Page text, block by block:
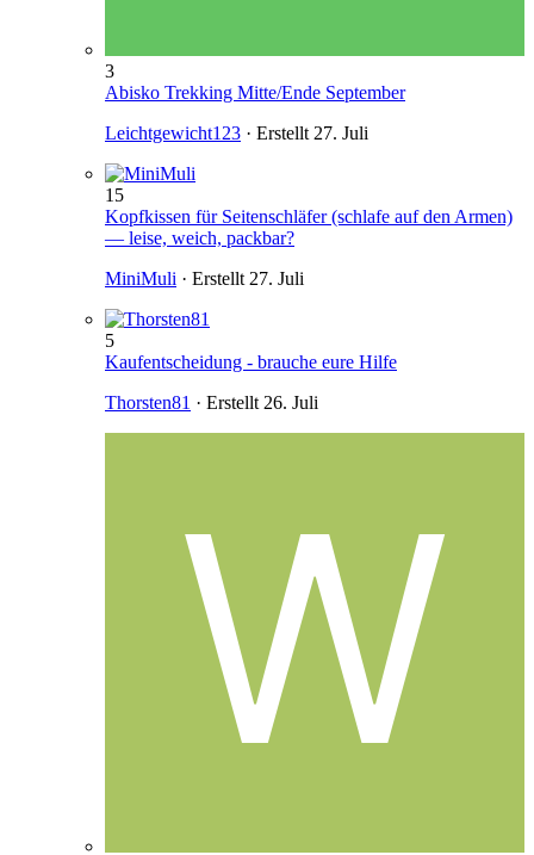
3
Abisko Trekking Mitte/Ende September
Leichtgewicht123 · Erstellt 27. Juli
15
Kopfkissen für Seitenschläfer (schlafe auf den Armen)
— leise, weich, packbar?
MiniMuli · Erstellt 27. Juli
5
Kaufentscheidung - brauche eure Hilfe
Thorsten81 · Erstellt 26. Juli